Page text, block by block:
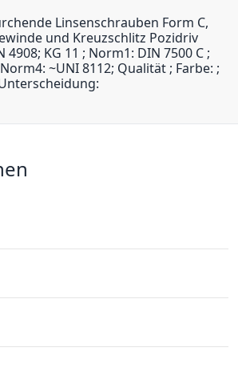
Linsenschrauben Form C,
und Kreuzschlitz Pozidriv
4908; KG 11 ; Norm1: DIN 7500 C ;
~UNI 8112; Qualität ; Farbe: ;